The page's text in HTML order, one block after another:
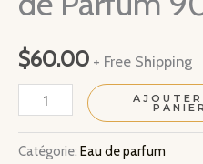
$60.00 + Free Shipping
quantité
Gucci
AJOUTER
PANIER
Catégorie: Eau de parfum